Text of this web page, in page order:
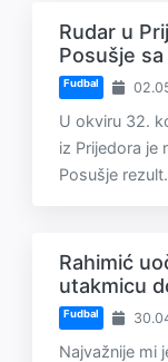
Rudar u
Posušje
Fudbal
U okviru 32.
iz Prijedora je
Posušje
Rahimić
utakmicu
Fudbal
Najvažnije mi